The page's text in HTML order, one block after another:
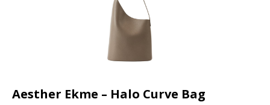
Aesther Ekme – Halo Curve Bag